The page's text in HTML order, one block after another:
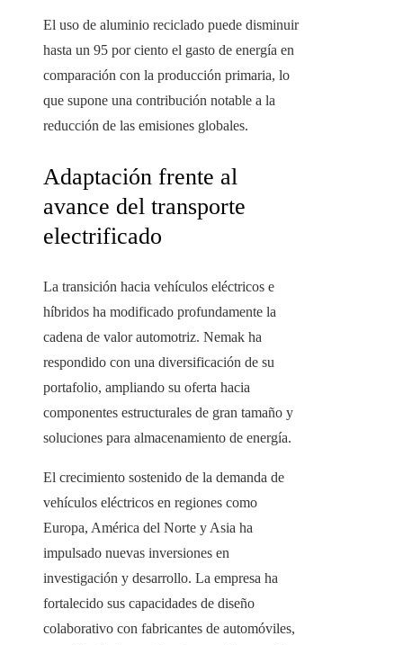
El uso de aluminio reciclado puede disminuir
hasta un 95 por ciento el gasto de energía en
comparación con la producción primaria, lo
que supone una contribución notable a la
reducción de las emisiones globales.
Adaptación frente al
avance del transporte
electrificado
La transición hacia vehículos eléctricos e
híbridos ha modificado profundamente la
cadena de valor automotriz. Nemak ha
respondido con una diversificación de su
portafolio, ampliando su oferta hacia
componentes estructurales de gran tamaño y
soluciones para almacenamiento de energía.
El crecimiento sostenido de la demanda de
vehículos eléctricos en regiones como
Europa, América del Norte y Asia ha
impulsado nuevas inversiones en
investigación y desarrollo. La empresa ha
fortalecido sus capacidades de diseño
colaborativo con fabricantes de automóviles,